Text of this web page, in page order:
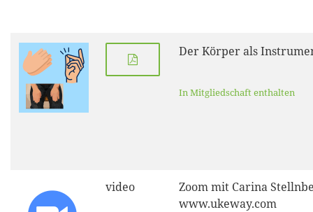
Der Körper als
In Mitgliedschaft enthalten
video
Zoom mit Carina
www.ukeway.com